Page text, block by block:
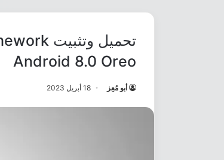
Android 8.0 Oreo
أبو مُعِز 18 أبريل 2023